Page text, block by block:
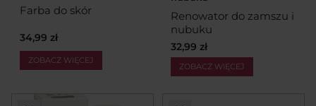
Farba do skór
34,99 zł
ZOBACZ WIĘCEJ
Renowator do zamszu i
nubuku
32,99 zł
ZOBACZ WIĘCEJ